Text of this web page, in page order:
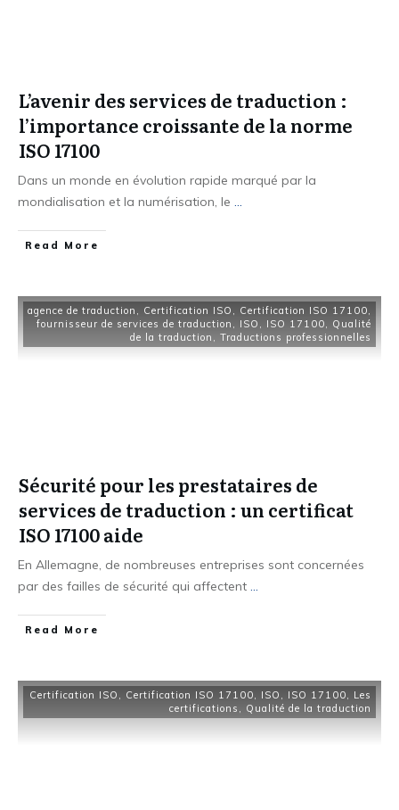
L’avenir des services de traduction :
l’importance croissante de la norme
ISO 17100
Dans un monde en évolution rapide marqué par la
mondialisation et la numérisation, le ...
Read More
agence de traduction , Certification ISO , Certification ISO 17100,
fournisseur de services de traduction , ISO , ISO 17100, Qualité
de la traduction , Traductions professionnelles
Sécurité pour les prestataires de
services de traduction : un certificat
ISO 17100 aide
En Allemagne, de nombreuses entreprises sont concernées
par des failles de sécurité qui affectent ...
Read More
Certification ISO , Certification ISO 17100, ISO , ISO 17100, Les
certifications , Qualité de la traduction